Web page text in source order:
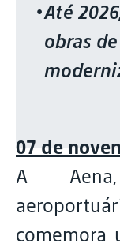
Até
obras
07 de
A
comemora